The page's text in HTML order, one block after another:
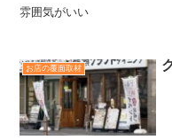
雰囲気がいい
お店の覆面取材